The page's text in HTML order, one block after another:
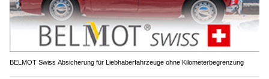
BELMOT Swiss Absicherung für Liebhaberfahrzeuge ohne Kilometerbegrenzung